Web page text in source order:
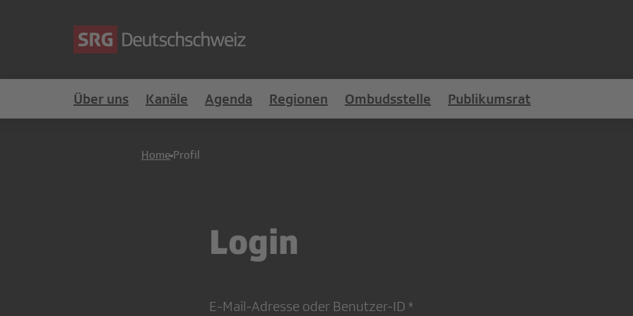
Über uns Kanäle Agenda Regionen Ombudsstelle Publikumsrat
Home Profil
Login
E-Mail-Adresse oder Benutzer-ID